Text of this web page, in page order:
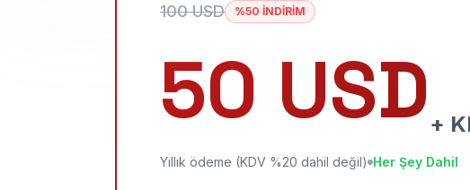
100 USD %50 İNDİRİM
50 USD +
Yıllık ödeme (KDV %20 dahil değil) Her Şey Dahil